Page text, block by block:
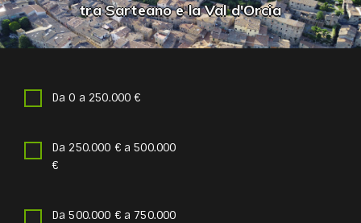
tra Sarteano e la Val d'Orcia
Da 0 a 250.000 €
Da 250.000 € a 500.000
€
Da 500.000 € a 750.000